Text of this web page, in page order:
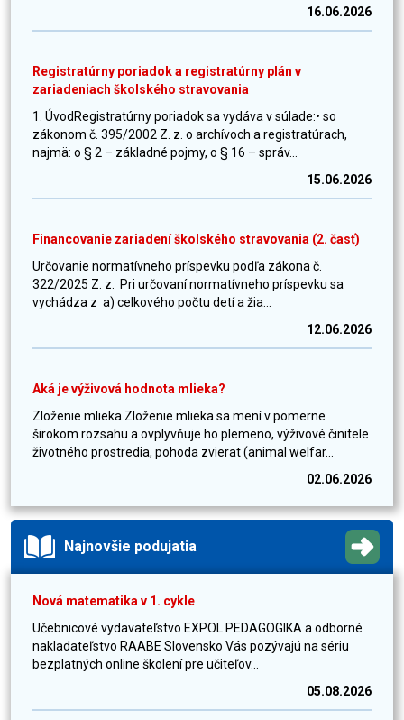
16.06.2026
Registratúrny poriadok a registratúrny plán v
zariadeniach školského stravovania
1. ÚvodRegistratúrny poriadok sa vydáva v súlade:• so
zákonom č. 395/2002 Z. z. o archívoch a registratúrach,
najmä: o § 2 – základné pojmy, o § 16 – správ...
15.06.2026
Financovanie zariadení školského stravovania (2. časť)
Určovanie normatívneho príspevku podľa zákona č.
322/2025 Z. z. Pri určovaní normatívneho príspevku sa
vychádza z a) celkového počtu detí a žia...
12.06.2026
Aká je výživová hodnota mlieka?
Zloženie mlieka Zloženie mlieka sa mení v pomerne
širokom rozsahu a ovplyvňuje ho plemeno, výživové činitele
životného prostredia, pohoda zvierat (animal welfar...
02.06.2026
Najnovšie podujatia
Nová matematika v 1. cykle
Učebnicové vydavateľstvo EXPOL PEDAGOGIKA a odborné
nakladateľstvo RAABE Slovensko Vás pozývajú na sériu
bezplatných online školení pre učiteľov...
05.08.2026